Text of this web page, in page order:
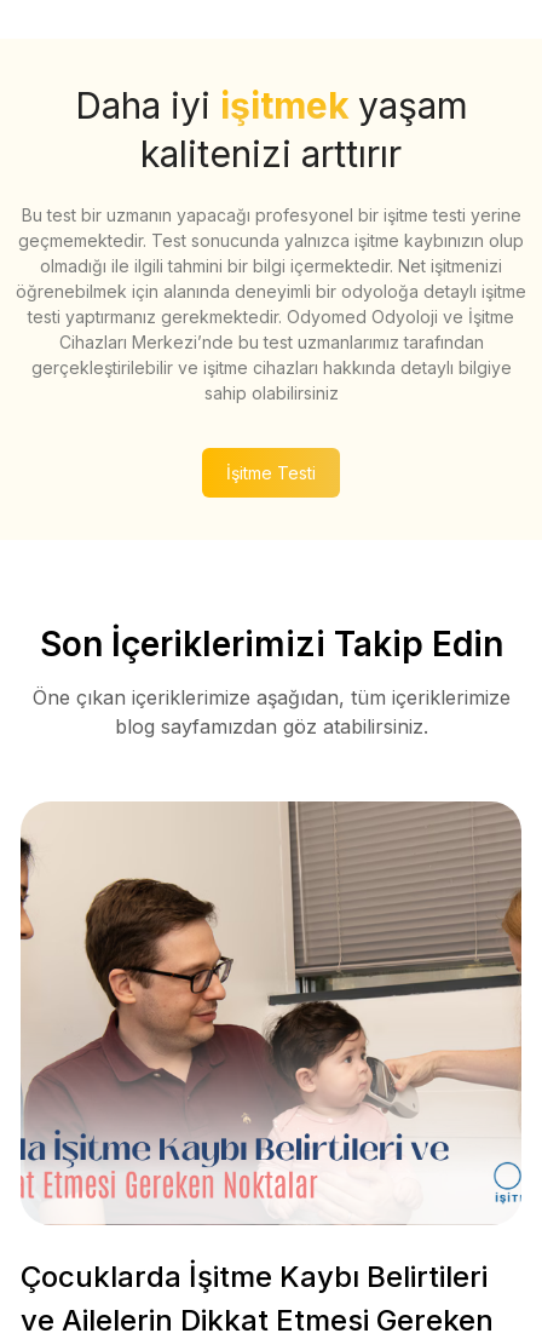
Daha iyi işitmek yaşam
kalitenizi arttırır
Bu test bir uzmanın yapacağı profesyonel bir işitme testi yerine
geçmemektedir. Test sonucunda yalnızca işitme kaybınızın olup
olmadığı ile ilgili tahmini bir bilgi içermektedir. Net işitmenizi
öğrenebilmek için alanında deneyimli bir odyoloğa detaylı işitme
testi yaptırmanız gerekmektedir. Odyomed Odyoloji ve İşitme
Cihazları Merkezi’nde bu test uzmanlarımız tarafından
gerçekleştirilebilir ve işitme cihazları hakkında detaylı bilgiye
sahip olabilirsiniz
İşitme Testi
Son İçeriklerimizi Takip Edin
Öne çıkan içeriklerimize aşağıdan, tüm içeriklerimize
blog sayfamızdan göz atabilirsiniz.
Çocuklarda İşitme Kaybı Belirtileri
ve Ailelerin Dikkat Etmesi Gereken